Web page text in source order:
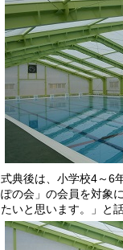
式典後は、小学校4～6
ぽの会」の会員を対象
たいと思います。」と